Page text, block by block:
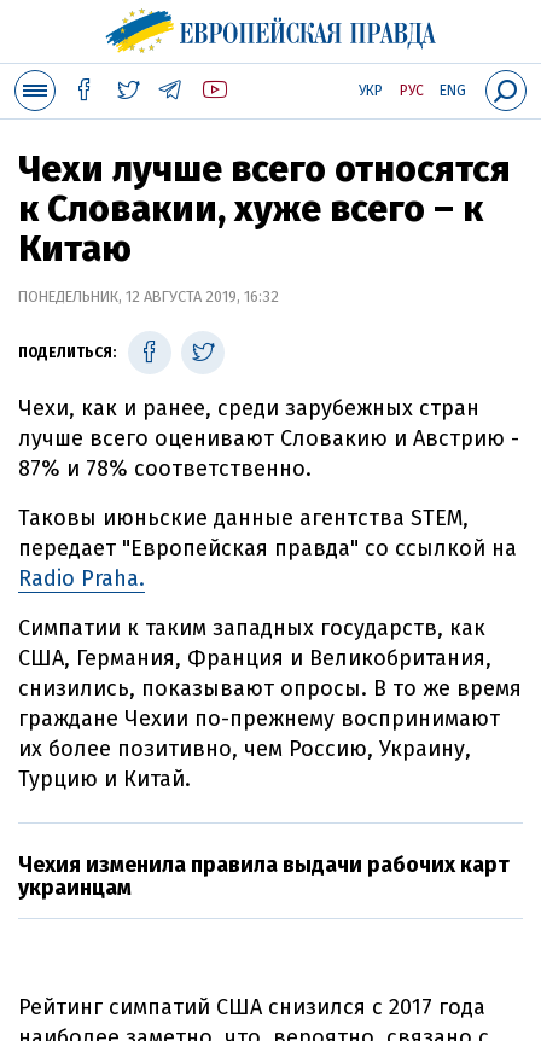
УКР РУС ENG
Чехи лучше всего относятся
к Словакии, хуже всего – к
Китаю
ПОНЕДЕЛЬНИК, 12 АВГУСТА 2019, 16:32
ПОДЕЛИТЬСЯ:
Чехи, как и ранее, среди зарубежных стран
лучше всего оценивают Словакию и Австрию -
87% и 78% соответственно.
Таковы июньские данные агентства STEM,
передает "Европейская правда" со ссылкой нa
Radio Praha.
Симпатии к таким западных государств, как
США, Германия, Франция и Великобритания,
снизились, показывают опросы. В то же время
граждане Чехии по-прежнему воспринимают
их более позитивно, чем Россию, Украину,
Турцию и Китай.
Чехия изменила правила выдачи рабочих карт
украинцам
Рейтинг симпатий США снизился с 2017 года